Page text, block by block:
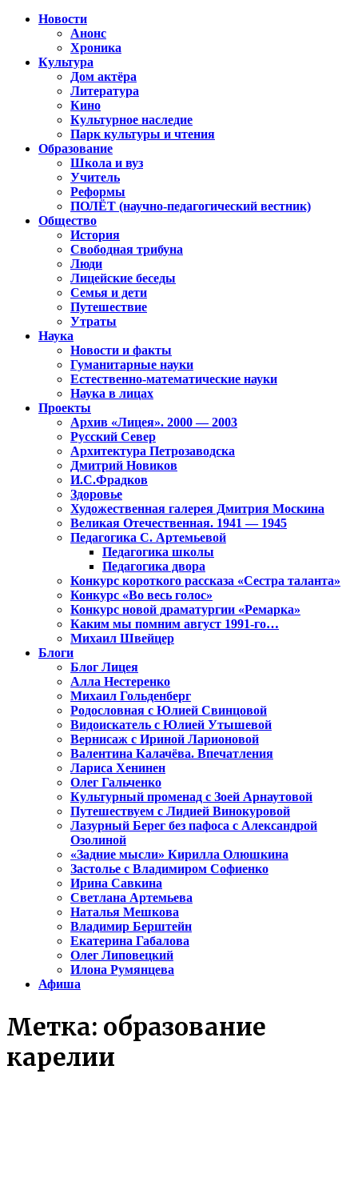
Новости
Анонс
Хроника
Культура
Дом актёра
Литература
Кино
Культурное наследие
Парк культуры и чтения
Образование
Школа и вуз
Учитель
Реформы
ПОЛЁТ (научно-педагогический вестник)
Общество
История
Свободная трибуна
Люди
Лицейские беседы
Семья и дети
Путешествие
Утраты
Наука
Новости и факты
Гуманитарные науки
Естественно-математические науки
Наука в лицах
Проекты
Архив «Лицея». 2000 — 2003
Русский Север
Архитектура Петрозаводска
Дмитрий Новиков
И.С.Фрадков
Здоровье
Художественная галерея Дмитрия Москина
Великая Отечественная. 1941 — 1945
Педагогика С. Артемьевой
Педагогика школы
Педагогика двора
Конкурс короткого рассказа «Сестра таланта»
Конкурс «Во весь голос»
Конкурс новой драматургии «Ремарка»
Каким мы помним август 1991-го…
Михаил Швейцер
Блоги
Блог Лицея
Алла Нестеренко
Михаил Гольденберг
Родословная с Юлией Свинцовой
Видоискатель с Юлией Утышевой
Вернисаж с Ириной Ларионовой
Валентина Калачёва. Впечатления
Лариса Хенинен
Олег Гальченко
Культурный променад с Зоей Арнаутовой
Путешествуем с Лидией Винокуровой
Лазурный Берег без пафоса с Александрой
Озолиной
«Задние мысли» Кирилла Олюшкина
Застолье с Владимиром Софиенко
Ирина Савкина
Светлана Артемьева
Наталья Мешкова
Владимир Берштейн
Екатерина Габалова
Олег Липовецкий
Илона Румянцева
Афиша
Метка: образование
карелии